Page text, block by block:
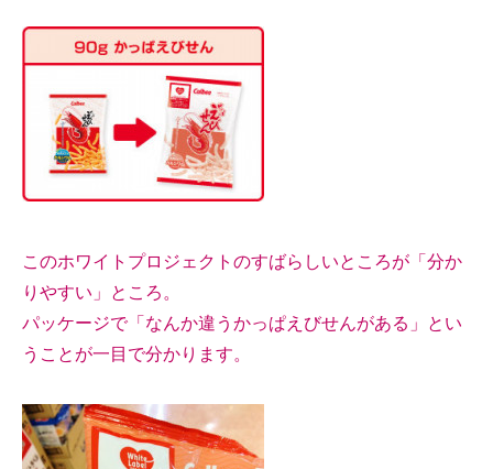
このホワイトプロジェクトのすばらしいところが「分か
りやすい」ところ。
パッケージで「なんか違うかっぱえびせんがある」とい
うことが一目で分かります。